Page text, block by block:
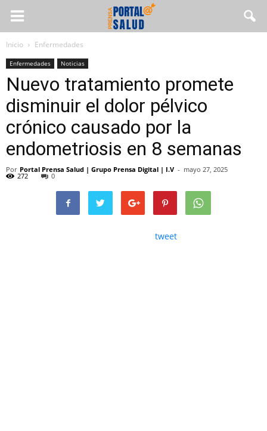
Inicio Enfermedades
Enfermedades Noticias
Nuevo tratamiento promete
disminuir el dolor pélvico
crónico causado por la
endometriosis en 8 semanas
Por Portal Prensa Salud | Grupo Prensa Digital | I.V - mayo 27, 2025
272 0
tweet